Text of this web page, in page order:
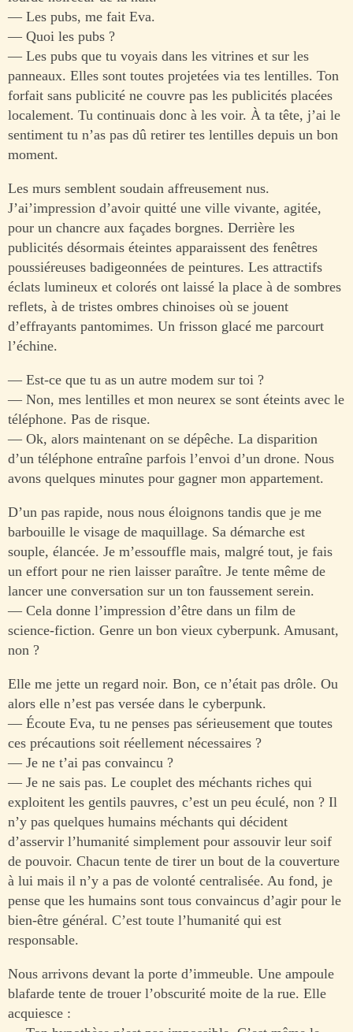
— Les pubs, me fait Eva.
— Quoi les pubs ?
— Les pubs que tu voyais dans les vitrines et sur les
panneaux. Elles sont toutes projetées via tes lentilles. Ton
forfait sans publicité ne couvre pas les publicités placées
localement. Tu continuais donc à les voir. À ta tête, j’ai le
sentiment tu n’as pas dû retirer tes lentilles depuis un bon
moment.
Les murs semblent soudain affreusement nus.
J’ai’impression d’avoir quitté une ville vivante, agitée,
pour un chancre aux façades borgnes. Derrière les
publicités désormais éteintes apparaissent des fenêtres
poussiéreuses badigeonnées de peintures. Les attractifs
éclats lumineux et colorés ont laissé la place à de sombres
reflets, à de tristes ombres chinoises où se jouent
d’effrayants pantomimes. Un frisson glacé me parcourt
l’échine.
— Est-ce que tu as un autre modem sur toi ?
— Non, mes lentilles et mon neurex se sont éteints avec le
téléphone. Pas de risque.
— Ok, alors maintenant on se dépêche. La disparition
d’un téléphone entraîne parfois l’envoi d’un drone. Nous
avons quelques minutes pour gagner mon appartement.
D’un pas rapide, nous nous éloignons tandis que je me
barbouille le visage de maquillage. Sa démarche est
souple, élancée. Je m’essouffle mais, malgré tout, je fais
un effort pour ne rien laisser paraître. Je tente même de
lancer une conversation sur un ton faussement serein.
— Cela donne l’impression d’être dans un film de
science-fiction. Genre un bon vieux cyberpunk. Amusant,
non ?
Elle me jette un regard noir. Bon, ce n’était pas drôle. Ou
alors elle n’est pas versée dans le cyberpunk.
— Écoute Eva, tu ne penses pas sérieusement que toutes
ces précautions soit réellement nécessaires ?
— Je ne t’ai pas convaincu ?
— Je ne sais pas. Le couplet des méchants riches qui
exploitent les gentils pauvres, c’est un peu éculé, non ? Il
n’y pas quelques humains méchants qui décident
d’asservir l’humanité simplement pour assouvir leur soif
de pouvoir. Chacun tente de tirer un bout de la couverture
à lui mais il n’y a pas de volonté centralisée. Au fond, je
pense que les humains sont tous convaincus d’agir pour le
bien-être général. C’est toute l’humanité qui est
responsable.
Nous arrivons devant la porte d’immeuble. Une ampoule
blafarde tente de trouer l’obscurité moite de la rue. Elle
acquiesce :